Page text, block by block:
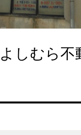
しむら